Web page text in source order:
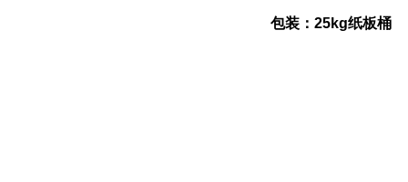
包装：25kg纸板桶